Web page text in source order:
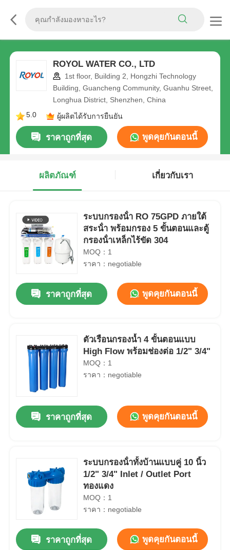
ROYOL WATER CO., LTD
1st floor, Building 2, Hongzhi Technology
Building, Guancheng Community, Guanhu Street,
Longhua District, Shenzhen, China
5.0
ผู้ผลิตได้รับการยืนยัน
ราคาถูกที่สุด พูดคุยกันตอนนี้
ผลิตภัณฑ์ เกี่ยวกับเรา
ระบบกรองน้ํา RO 75GPD ภายใต้
สระน้ํา พร้อมกรอง 5 ขั้นตอนและตู้
กรองน้ําเหล็กไร้ขัด 304
MOQ：1
ราคา：negotiable
ราคาถูกที่สุด พูดคุยกันตอนนี้
ตัวเรือนกรองน้ำ 4 ขั้นตอนแบบ
High Flow พร้อมช่องต่อ 1/2" 3/4"
MOQ：1
ราคา：negotiable
ราคาถูกที่สุด พูดคุยกันตอนนี้
ระบบกรองน้ําทั้งบ้านแบบคู่ 10 นิ้ว
1/2" 3/4" Inlet / Outlet Port
ทองแดง
MOQ：1
ราคา：negotiable
ราคาถูกที่สุด พูดคุยกันตอนนี้